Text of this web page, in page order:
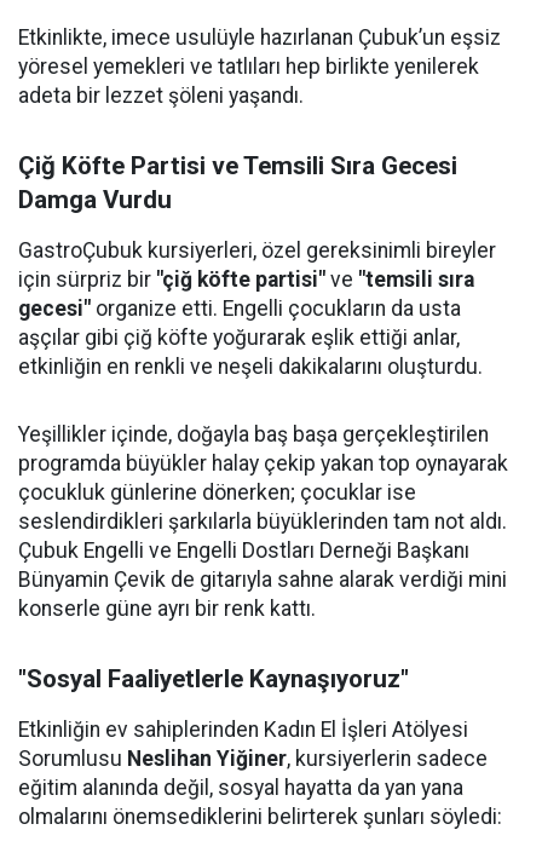
Etkinlikte, imece usulüyle hazırlanan Çubuk’un eşsiz
yöresel yemekleri ve tatlıları hep birlikte yenilerek
adeta bir lezzet şöleni yaşandı.
Çiğ Köfte Partisi ve Temsili Sıra Gecesi
Damga Vurdu
GastroÇubuk kursiyerleri, özel gereksinimli bireyler
için sürpriz bir "çiğ köfte partisi" ve "temsili sıra
gecesi" organize etti. Engelli çocukların da usta
aşçılar gibi çiğ köfte yoğurarak eşlik ettiği anlar,
etkinliğin en renkli ve neşeli dakikalarını oluşturdu.
Yeşillikler içinde, doğayla baş başa gerçekleştirilen
programda büyükler halay çekip yakan top oynayarak
çocukluk günlerine dönerken; çocuklar ise
seslendirdikleri şarkılarla büyüklerinden tam not aldı.
Çubuk Engelli ve Engelli Dostları Derneği Başkanı
Bünyamin Çevik de gitarıyla sahne alarak verdiği mini
konserle güne ayrı bir renk kattı.
"Sosyal Faaliyetlerle Kaynaşıyoruz"
Etkinliğin ev sahiplerinden Kadın El İşleri Atölyesi
Sorumlusu Neslihan Yiğiner, kursiyerlerin sadece
eğitim alanında değil, sosyal hayatta da yan yana
olmalarını önemsediklerini belirterek şunları söyledi: